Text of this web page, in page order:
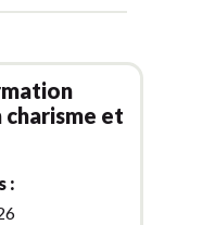
charisme et
: